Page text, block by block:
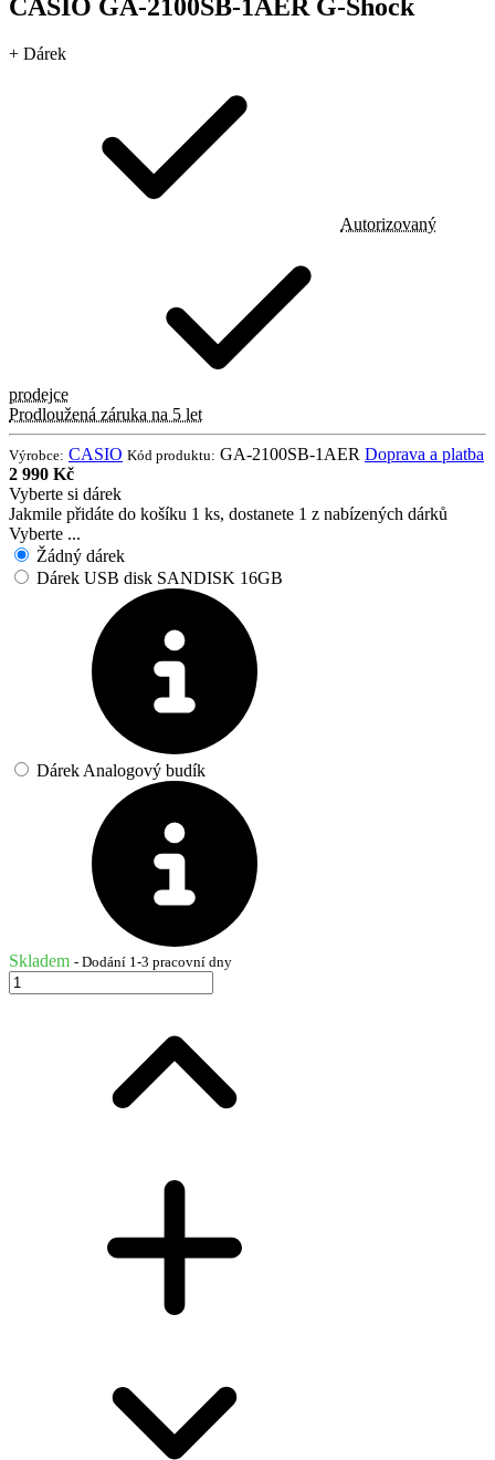
CASIO GA-2100SB-1AER G-Shock
+ Dárek
Autorizovaný
prodejce
Prodloužená záruka na 5 let
Výrobce: CASIO Kód produktu: GA-2100SB-1AER Doprava a platba
2 990 Kč
Vyberte si dárek
Jakmile přidáte do košíku 1 ks, dostanete 1 z nabízených dárků
Vyberte ...
Žádný dárek
Dárek USB disk SANDISK 16GB
Dárek Analogový budík
Skladem - Dodání 1-3 pracovní dny